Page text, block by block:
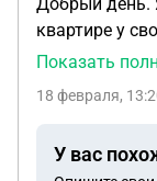
квартире у своего
коммунальной
мы не
Показать
18 февраля,
У вас